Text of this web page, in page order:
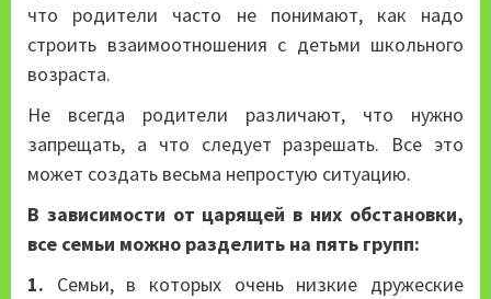
что родители часто не понимают, как надо
строить взаимоотношения с детьми школьного
возраста.
Не всегда родители различают, что нужно
запрещать, а что следует разрешать. Все это
может создать весьма непростую ситуацию.
В зависимости от царящей в них обстановки,
все семьи можно разделить на пять групп:
1. Семьи, в которых очень низкие дружеские